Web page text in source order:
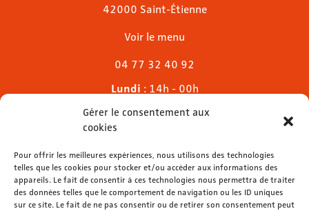
Gérer le consentement aux
cookies
Pour offrir les meilleures expériences, nous utilisons des technologies
telles que les cookies pour stocker et/ou accéder aux informations des
appareils. Le fait de consentir à ces technologies nous permettra de traiter
des données telles que le comportement de navigation ou les ID uniques
sur ce site. Le fait de ne pas consentir ou de retirer son consentement peut
42000 Saint-Étienne
Voir le menu
04 77 32 40 92
Lundi : 14h - 00h
Mardi & mercredi
Jeudi
Dimanche: 11h - 00h